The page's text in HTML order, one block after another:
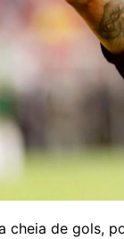
cheia de gols,